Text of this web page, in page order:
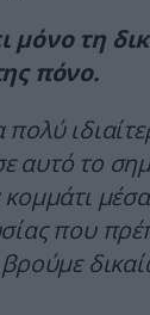
μόνο τη
πόνο.
πολύ
αυτό το
κομμάτι
που
βρούμε